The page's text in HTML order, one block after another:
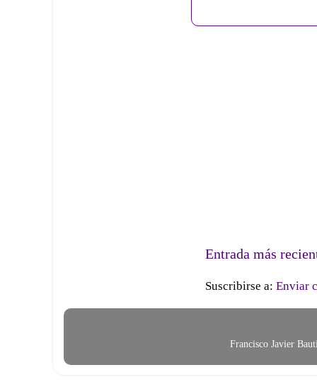
Entrada más
Suscribirse a: Enviar
Francisco Javier